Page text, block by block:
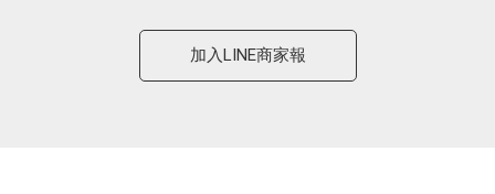
加入LINE商家報